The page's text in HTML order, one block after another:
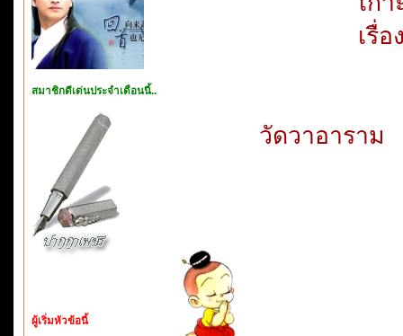
สมาชิกดีเด่นประจำเดือนนี้..
ผู้เริ่มหัวข้อนี้
เรื่
วัดวาอารา